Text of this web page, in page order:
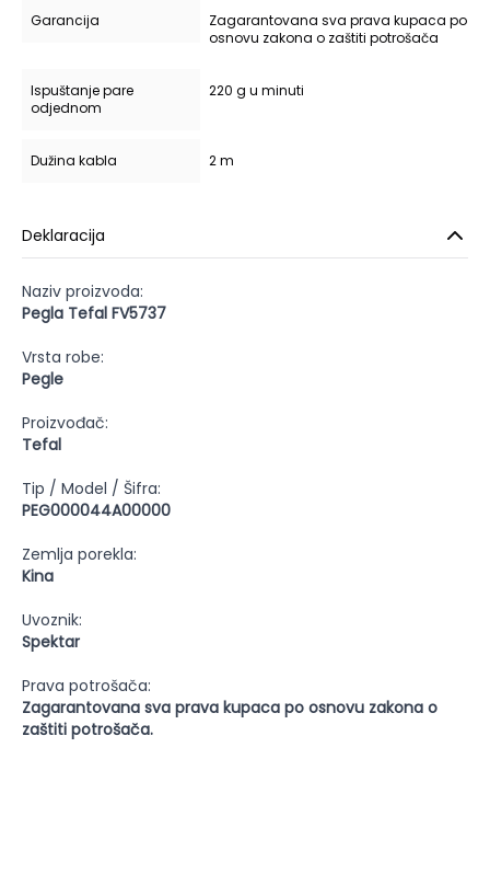
Garancija
Zagarantovana sva prava kupaca po
osnovu zakona o zaštiti potrošača
Ispuštanje pare
odjednom
220 g u minuti
Dužina kabla 2 m
Deklaracija
Naziv proizvoda:
Pegla Tefal FV5737
Vrsta robe:
Pegle
Proizvođač:
Tefal
Tip / Model / Šifra:
PEG000044A00000
Zemlja porekla:
Kina
Uvoznik:
Spektar
Prava potrošača:
Zagarantovana sva prava kupaca po osnovu zakona o
zaštiti potrošača.